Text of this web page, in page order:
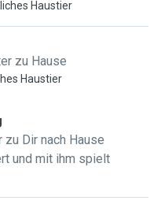
oder große, alle Hunde
bei euch dann
quardrat meter und die
Wir haben außerdem
direkt zu einem
haben. Auch in den
Haustier
zu Hause
Haustier
zu Dir nach Hause
und mit ihm spielt